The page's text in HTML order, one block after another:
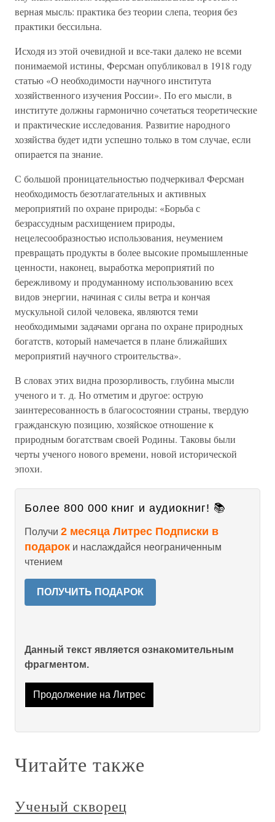
верная мысль: практика без теории слепа, теория без
практики бессильна.
Исходя из этой очевидной и все-таки далеко не всеми
понимаемой истины, Ферсман опубликовал в 1918 году
статью «О необходимости научного института
хозяйственного изучения России». По его мысли, в
институте должны гармонично сочетаться теоретические
и практические исследования. Развитие народного
хозяйства будет идти успешно только в том случае, если
опирается па знание.
С большой проницательностью подчеркивал Ферсман
необходимость безотлагательных и активных
мероприятий по охране природы: «Борьба с
безрассудным расхищением природы,
нецелесообразностью использования, неумением
превращать продукты в более высокие промышленные
ценности, наконец, выработка мероприятий по
бережливому и продуманному использованию всех
видов энергии, начиная с силы ветра и кончая
мускульной силой человека, являются теми
необходимыми задачами органа по охране природных
богатств, который намечается в плане ближайших
мероприятий научного строительства».
В словах этих видна прозорливость, глубина мысли
ученого и т. д. Но отметим и другое: острую
заинтересованность в благосостоянии страны, твердую
гражданскую позицию, хозяйское отношение к
природным богатствам своей Родины. Таковы были
черты ученого нового времени, новой исторической
эпохи.
Более 800 000 книг и аудиокниг! 📚
Получи 2 месяца Литрес Подписки в
подарок и наслаждайся неограниченным
чтением
ПОЛУЧИТЬ ПОДАРОК
Данный текст является ознакомительным
фрагментом.
Продолжение на Литрес
Читайте также
Ученый скворец